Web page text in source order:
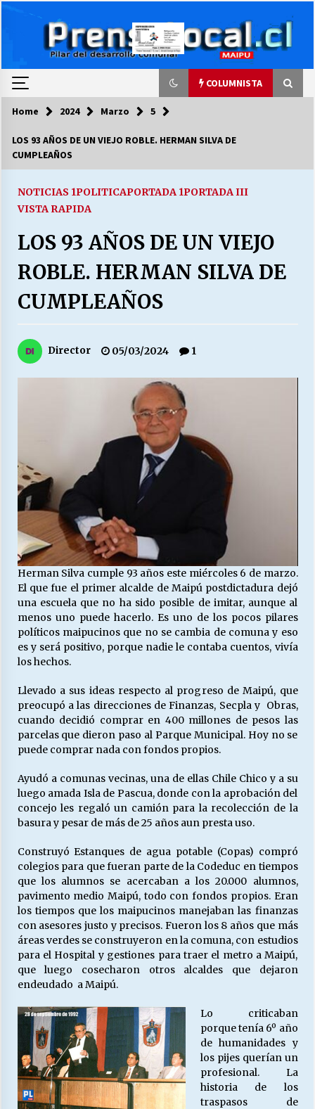
COLUMNISTA
COLUMNISTA
03/08/2026
HISTORIA
28/07/2026
“ORGULLOSOS DE SER DC” SALUDA EL
CUMPLEAÑOS 69
MUNICIPALIDAD, TRABAJADORES, CLIMA
13/07/2026
Escuela hospitalaria El Carmen de Maipu.
25/06/2026
¿Qué habrían dicho?
23/06/2026
VOLVER A SER ALTERNATIVA
16/06/2026
MUNICIPALIDADES, HONORARIOS, DESPIDOS
cuestión social hoy”.
16/05/2026
S.O.S. a los ricos, Save Our Souls (Salvar
Nuestras Almas)
¿Asesores con doble sueldo?
18/04/2026
Chile y sus segmentos de la riqueza
06/04/2026
Home 2024 Marzo 5
LOS 93 AÑOS DE UN VIEJO ROBLE. HERMAN SILVA DE
CUMPLEAÑOS
NOTICIAS 1POLITICAPORTADA 1PORTADA III
VISTA RAPIDA
LOS 93 AÑOS DE UN VIEJO
ROBLE. HERMAN SILVA DE
CUMPLEAÑOS
Director 05/03/2024 1
Herman Silva cumple 93 años este miércoles 6 de marzo.
El que fue el primer alcalde de Maipú postdictadura dejó
una escuela que no ha sido posible de imitar, aunque al
menos uno puede hacerlo. Es uno de los pocos pilares
políticos maipucinos que no se cambia de comuna y eso
es y será positivo, porque nadie le contaba cuentos, vivía
los hechos.
Llevado a sus ideas respecto al progreso de Maipú, que
preocupó a las direcciones de Finanzas, Secpla y Obras,
cuando decidió comprar en 400 millones de pesos las
parcelas que dieron paso al Parque Municipal. Hoy no se
puede comprar nada con fondos propios.
Ayudó a comunas vecinas, una de ellas Chile Chico y a su
luego amada Isla de Pascua, donde con la aprobación del
concejo les regaló un camión para la recolección de la
basura y pesar de más de 25 años aun presta uso.
Construyó Estanques de agua potable (Copas) compró
colegios para que fueran parte de la Codeduc en tiempos
que los alumnos se acercaban a los 20.000 alumnos,
pavimento medio Maipú, todo con fondos propios. Eran
los tiempos que los maipucinos manejaban las finanzas
con asesores justo y precisos. Fueron los 8 años que más
áreas verdes se construyeron en la comuna, con estudios
para el Hospital y gestiones para traer el metro a Maipú,
que luego cosecharon otros alcaldes que dejaron
endeudado a Maipú.
Lo criticaban
porque tenía 6º año
de humanidades y
los pijes querían un
profesional. La
historia de los
traspasos de